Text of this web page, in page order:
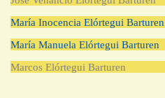
María Inocencia Elórtegui Barturen
María Manuela Elórtegui Barturen
Marcos Elórtegui Barturen